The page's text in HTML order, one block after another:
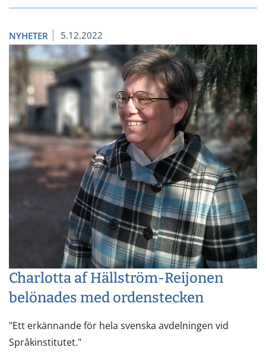
NYHETER 5.12.2022
Charlotta af Hällström-Reijonen
belönades med ordenstecken
"Ett erkännande för hela svenska avdelningen vid
Språkinstitutet."